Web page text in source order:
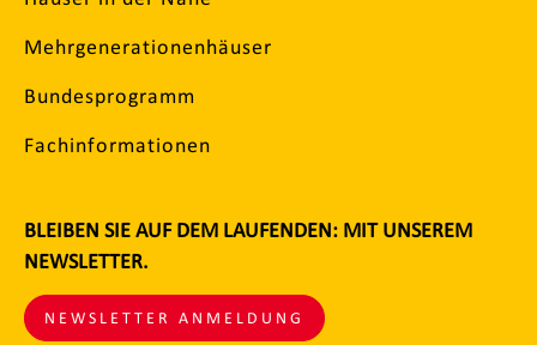
Mehrgenerationenhäuser
Bundesprogramm
Fachinformationen
BLEIBEN SIE AUF DEM LAUFENDEN: MIT UNSEREM
NEWSLETTER.
NEWSLETTER ANMELDUNG